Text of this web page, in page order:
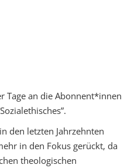
Tage an die Abonnent*innen
den letzten Jahrzehnten
in den Fokus gerückt, da
theologischen